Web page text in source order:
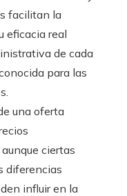
facilitan la
eficacia real
de cada
para las
una oferta
ciertas
diferencias
influir en la